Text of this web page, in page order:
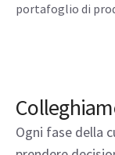
portafoglio di
Ogni fase della